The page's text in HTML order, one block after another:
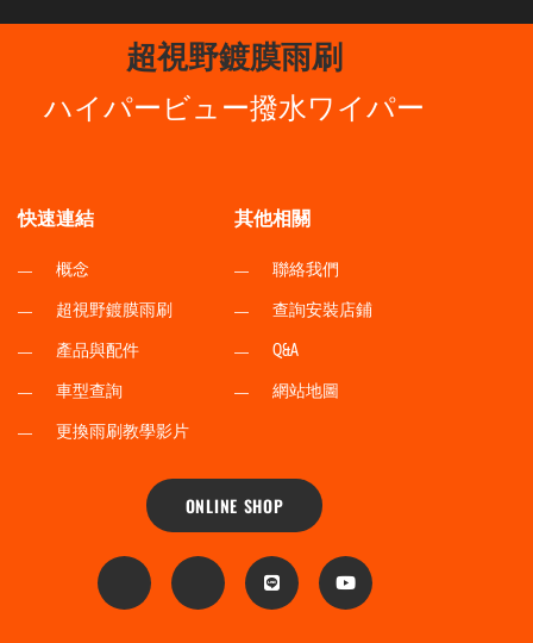
超視野鍍膜雨刷
ハイパービュー撥水ワイパー
快速連結
概念
超視野鍍膜雨刷
產品與配件
車型查詢
更換雨刷教學影片
其他相關
聯絡我們
查詢安裝店鋪
Q&A
網站地圖
ONLINE SHOP